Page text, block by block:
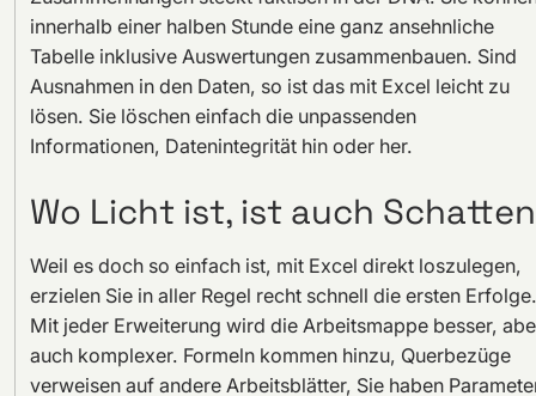
innerhalb einer halben Stunde eine ganz ansehnliche
Tabelle inklusive Auswertungen zusammenbauen. Sind
Ausnahmen in den Daten, so ist das mit Excel leicht zu
lösen. Sie löschen einfach die unpassenden
Informationen, Datenintegrität hin oder her.
Wo Licht ist, ist auch Schatten
Weil es doch so einfach ist, mit Excel direkt loszulegen,
erzielen Sie in aller Regel recht schnell die ersten Erfolge.
Mit jeder Erweiterung wird die Arbeitsmappe besser,
auch komplexer. Formeln kommen hinzu, Querbezüge
verweisen auf andere Arbeitsblätter, Sie haben